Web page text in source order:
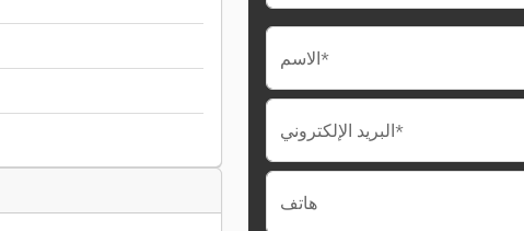
الاسم*
البريد الإلكتروني*
هاتف